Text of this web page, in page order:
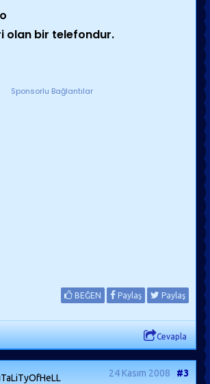
olan bir telefondur.
Sponsorlu Bağlantılar
BEĞEN Paylaş Paylaş
Cevapla
24 Kasım 2008 #3